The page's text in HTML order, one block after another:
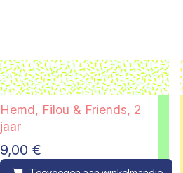
Hemd, Filou & Friends, 2
jaar
9,00 €